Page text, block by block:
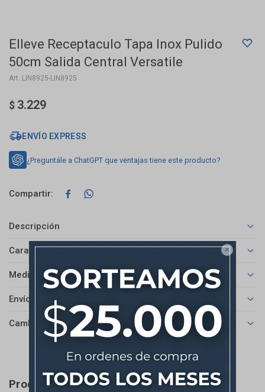

Elleve Receptaculo Tapa Inox Pulido
50cm Salida Central Versatile
LIN8925-LIN8925
$ 3.229
ENVÍO EXPRESS
¿Preguntále a ChatGPT que ventajas tiene este producto?
 
Descripción
Características
Medios de pago
Envíos
Cambios y Devoluciones
Productos que te pueden interesar